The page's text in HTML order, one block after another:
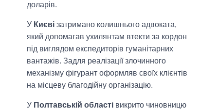
доларів.
У Києві затримано колишнього адвоката,
який допомагав ухилянтам втекти за кордон
під виглядом експедиторів гуманітарних
вантажів. Задля реалізації злочинного
механізму фігурант оформляв своїх клієнтів
на місцеву благодійну організацію.
У Полтавській області викрито чиновницю